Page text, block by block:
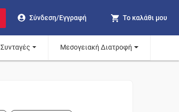
Σύνδεση/Εγγραφή Το καλάθι μου
Συνταγές Μεσογειακή Διατροφή